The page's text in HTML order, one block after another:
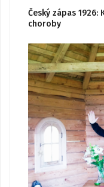
Český zápas 1926:
choroby